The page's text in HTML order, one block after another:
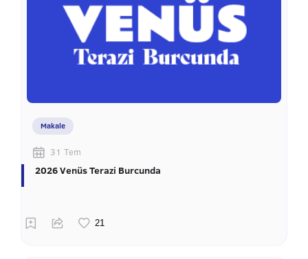
Makale
31 Tem
2026 Venüs Terazi Burcunda